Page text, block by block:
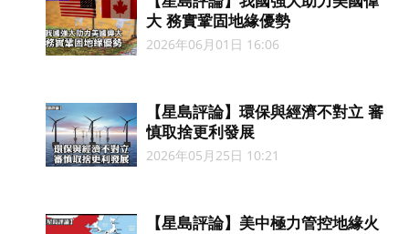
大 務實鞏固地緣優勢
2026年06月01日 16:06
【星島評論】環保與經濟不對立 審
慎取捨更利發展
2026年05月25日 10:21
【星島評論】美中極力管控地緣火